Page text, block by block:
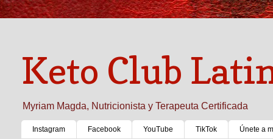
Keto Club
Myriam Magda, Nutricionista y Terapeuta Certificada
Instagram Facebook YouTube TikTok Únete a